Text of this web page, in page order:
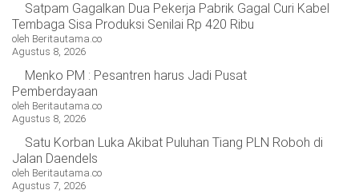
Satpam Gagalkan Dua Pekerja Pabrik Gagal Curi Kabel
Tembaga Sisa Produksi Senilai Rp 420 Ribu
oleh Beritautama.co
Agustus 8, 2026
Menko PM : Pesantren harus Jadi Pusat
Pemberdayaan
oleh Beritautama.co
Agustus 8, 2026
Satu Korban Luka Akibat Puluhan Tiang PLN Roboh di
Jalan Daendels
oleh Beritautama.co
Agustus 7, 2026